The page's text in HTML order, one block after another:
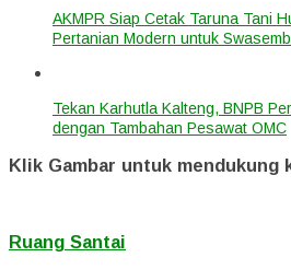
AKMPR Siap Cetak Taruna Tani
Pertanian Modern untuk
Tekan Karhutla Kalteng, BNPB
dengan Tambahan Pesawat OMC
Klik Gambar untuk mendukung
Ruang Santai